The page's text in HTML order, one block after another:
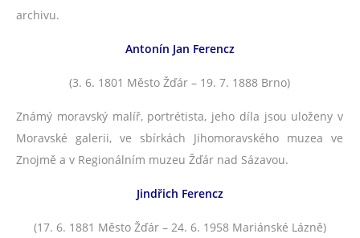
archivu.
Antonín Jan Ferencz
(3. 6. 1801 Město Žďár – 19. 7. 1888 Brno)
Známý moravský malíř, portrétista, jeho díla jsou uloženy v
Moravské galerii, ve sbírkách Jihomoravského muzea ve
Znojmě a v Regionálním muzeu Žďár nad Sázavou.
Jindřich Ferencz
(17. 6. 1881 Město Žďár – 24. 6. 1958 Mariánské Lázně)